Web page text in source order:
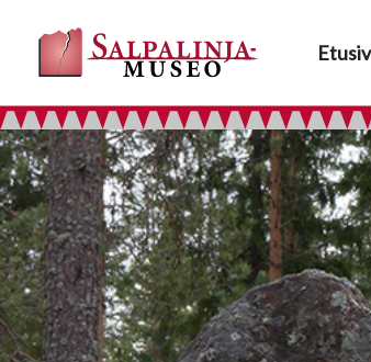
Siirry
sisältöön